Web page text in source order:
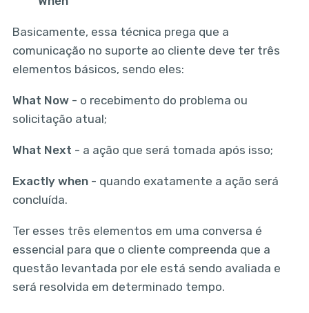
Basicamente, essa técnica prega que a
comunicação no suporte ao cliente deve ter três
elementos básicos, sendo eles:
What Now - o recebimento do problema ou
solicitação atual;
What Next - a ação que será tomada após isso;
Exactly when- quando exatamente a ação será
concluída.
Ter esses três elementos em uma conversa é
essencial para que o cliente compreenda que a
questão levantada por ele está sendo avaliada e
será resolvida em determinado tempo.